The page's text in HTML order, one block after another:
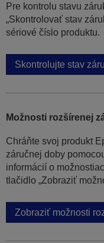
Pre kontrolu stavu
„Skontrolovať stav
sériové číslo produktu.
Skontrolujte stav
Možnosti rozšírenej
Chráňte svoj produkt
záručnej doby
informácií o
tlačidlo „Zobraziť
Zobraziť možnosti